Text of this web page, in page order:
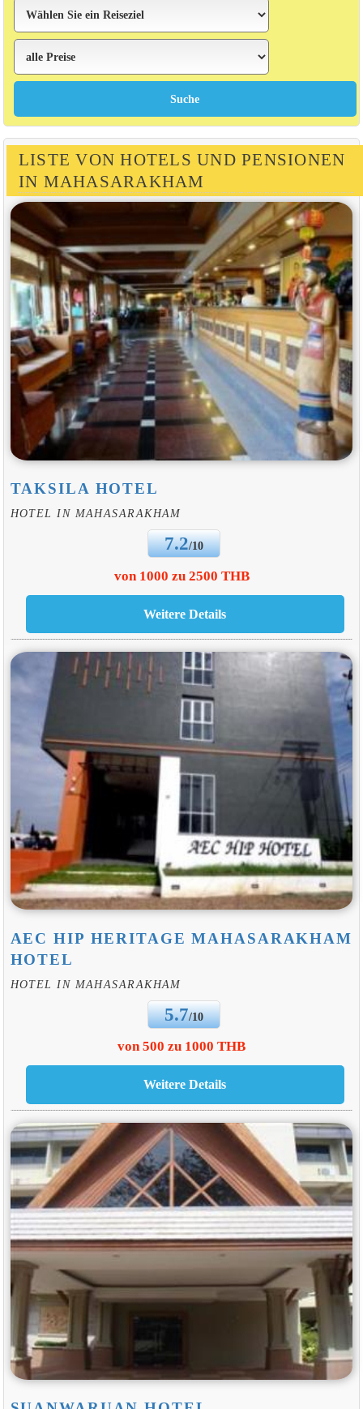
LISTE VON HOTELS UND PENSIONEN
IN MAHASARAKHAM
TAKSILA HOTEL
HOTEL IN MAHASARAKHAM
7.2/10
von 1000 zu 2500 THB
AEC HIP HERITAGE MAHASARAKHAM
HOTEL
HOTEL IN MAHASARAKHAM
5.7/10
von 500 zu 1000 THB